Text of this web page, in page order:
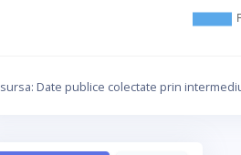
sursa: Date publice colectate prin
Daca